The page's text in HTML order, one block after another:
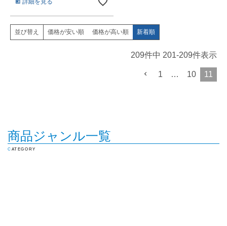
並び替え 価格が安い順 価格が高い順 新着順
209件中 201-209件表示
1 … 10 11
商品ジャンル一覧
CATEGORY